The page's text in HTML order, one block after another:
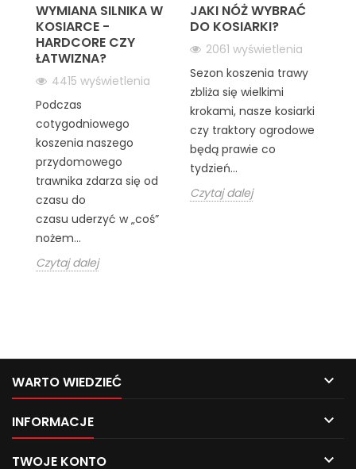
WYMIANA SILNIKA W
KOSIARCE -
HARDCORE CZY
ŁATWIZNA?
4415 wyświetlenia
Podczas
cotygodniowego
koszenia naszego
przydomowego
trawnika zdarza się od
czasu do
czasu uderzyć w „coś”
nożem...
Czytaj dalej
JAKI NÓŻ WYBRAĆ
DO KOSIARKI?
2061 wyświetlenia
Sezon koszenia trawy
zbliża się wielkimi
krokami, nasze kosiarki
czy traktory ogrodowe
będą prawie co
tydzień...
Czytaj dalej
WARTO WIEDZIEĆ 
INFORMACJE 
TWOJE KONTO 